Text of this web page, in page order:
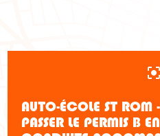
center_focus_strong
AUTO-ÉCOLE ST ROM -
PASSER LE PERMIS B EN